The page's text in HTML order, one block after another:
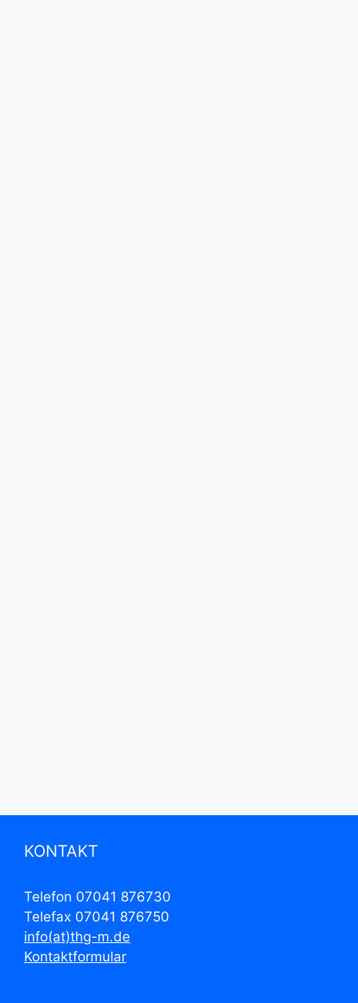
KONTAKT
Telefon 07041 876730
Telefax 07041 876750
info(at)thg-m.de
Kontaktformular